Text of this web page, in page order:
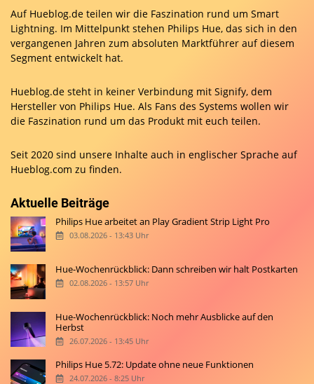
Auf Hueblog.de teilen wir die Faszination rund um Smart
Lightning. Im Mittelpunkt stehen Philips Hue, das sich in den
vergangenen Jahren zum absoluten Marktführer auf diesem
Segment entwickelt hat.
Hueblog.de steht in keiner Verbindung mit Signify, dem
Hersteller von Philips Hue. Als Fans des Systems wollen wir
die Faszination rund um das Produkt mit euch teilen.
Seit 2020 sind unsere Inhalte auch in englischer Sprache auf
Hueblog.com zu finden.
Aktuelle Beiträge
Philips Hue arbeitet an Play Gradient Strip Light Pro
03.08.2026 - 13:43 Uhr
Hue-Wochenrückblick: Dann schreiben wir halt Postkarten
02.08.2026 - 13:57 Uhr
Hue-Wochenrückblick: Noch mehr Ausblicke auf den
Herbst
26.07.2026 - 13:45 Uhr
Philips Hue 5.72: Update ohne neue Funktionen
24.07.2026 - 8:25 Uhr